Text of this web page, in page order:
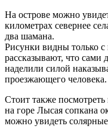
На острове можно
километрах севернее
два шамана.
Рисунки видны только
рассказывают, что сами
наделили силой
проезжающего человека.
Стоит также
на горе Лысая сопкана
можно увидеть